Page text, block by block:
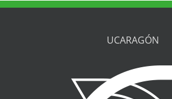
UCARAGÓN